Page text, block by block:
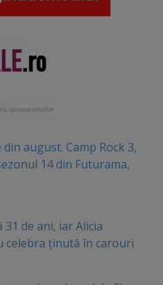
august. Camp Rock 3,
14 din Futurama,
31 de ani, iar Alicia
celebra ținută în carouri